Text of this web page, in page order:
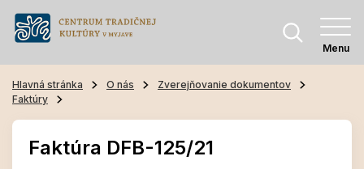
Menu
Hlavná stránka O nás
Zverejňovanie dokumentov
Faktúry
Faktúra DFB-125/21